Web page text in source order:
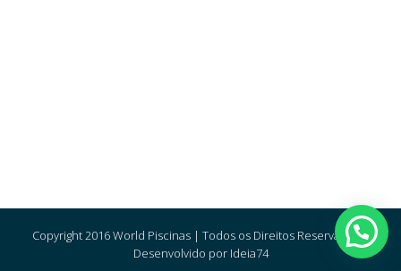
Copyright 2016 World Piscinas | Todos os Direitos Reservados |
Desenvolvido por Ideia74